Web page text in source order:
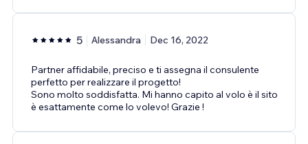
5 Alessandra Dec 16, 2022
Partner affidabile, preciso e ti assegna il consulente
perfetto per realizzare il progetto!
Sono molto soddisfatta. Mi hanno capito al volo è il sito
è esattamente come lo volevo! Grazie !